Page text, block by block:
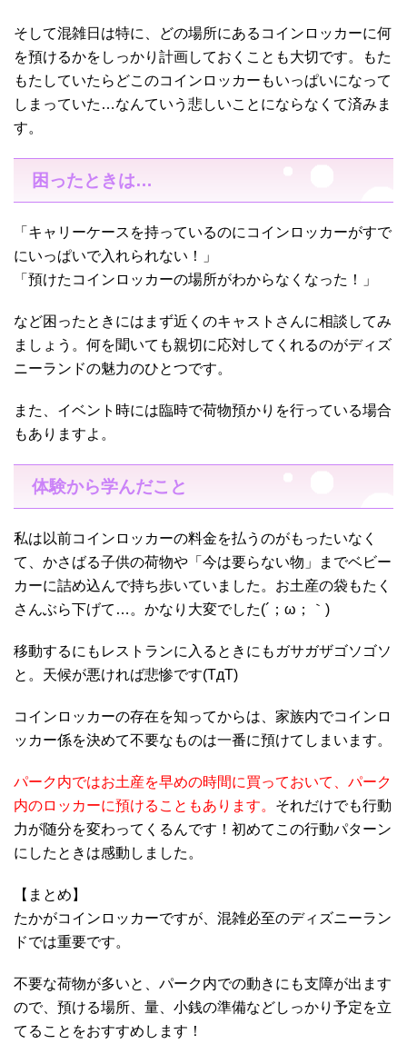
そして混雑日は特に、どの場所にあるコインロッカーに何
を預けるかをしっかり計画しておくことも大切です。もた
もたしていたらどこのコインロッカーもいっぱいになって
しまっていた…なんていう悲しいことにならなくて済みま
す。
困ったときは…
「キャリーケースを持っているのにコインロッカーがすで
にいっぱいで入れられない！」
「預けたコインロッカーの場所がわからなくなった！」
など困ったときにはまず近くのキャストさんに相談してみ
ましょう。何を聞いても親切に応対してくれるのがディズ
ニーランドの魅力のひとつです。
また、イベント時には臨時で荷物預かりを行っている場合
もありますよ。
体験から学んだこと
私は以前コインロッカーの料金を払うのがもったいなく
て、かさばる子供の荷物や「今は要らない物」までベビー
カーに詰め込んで持ち歩いていました。お土産の袋もたく
さんぶら下げて…。かなり大変でした(´；ω；｀)
移動するにもレストランに入るときにもガサガザゴソゴソ
と。天候が悪ければ悲惨です(TдT)
コインロッカーの存在を知ってからは、家族内でコインロ
ッカー係を決めて不要なものは一番に預けてしまいます。
パーク内ではお土産を早めの時間に買っておいて、パーク
内のロッカーに預けることもあります。 それだけでも行動
力が随分を変わってくるんです！初めてこの行動パターン
にしたときは感動しました。
【まとめ】
たかがコインロッカーですが、混雑必至のディズニーラン
ドでは重要です。
不要な荷物が多いと、パーク内での動きにも支障が出ます
ので、預ける場所、量、小銭の準備などしっかり予定を立
てることをおすすめします！